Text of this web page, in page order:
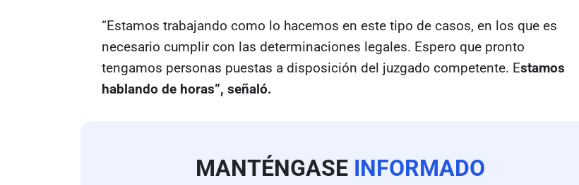
“Estamos trabajando como lo hacemos en este tipo de casos, en los que es
necesario cumplir con las determinaciones legales. Espero que pronto
tengamos personas puestas a disposición del juzgado competente. Estamos
hablando de horas”, señaló.
MANTÉNGASE INFORMADO